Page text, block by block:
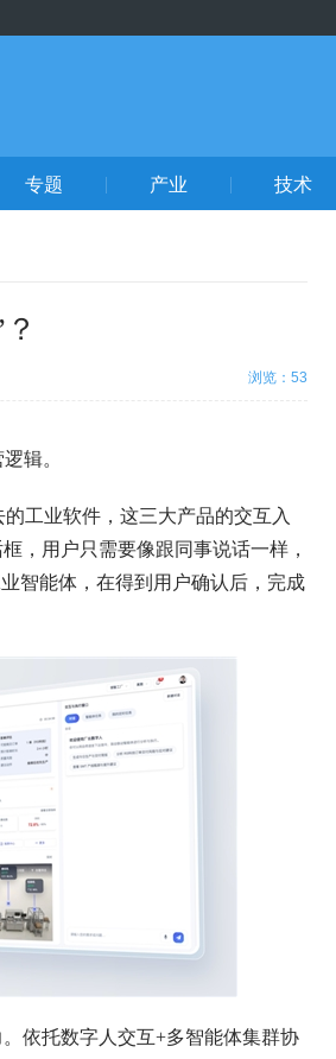
专题 产业 技术
浏览：53
辑。
工业软件，这三大产品的交互入
，用户只需要像跟同事说话一样，
智能体，在得到用户确认后，完成
依托数字人交互+多智能体集群协